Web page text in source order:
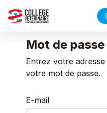
Mot de
Entrez votre
votre mot de passe.
E-mail